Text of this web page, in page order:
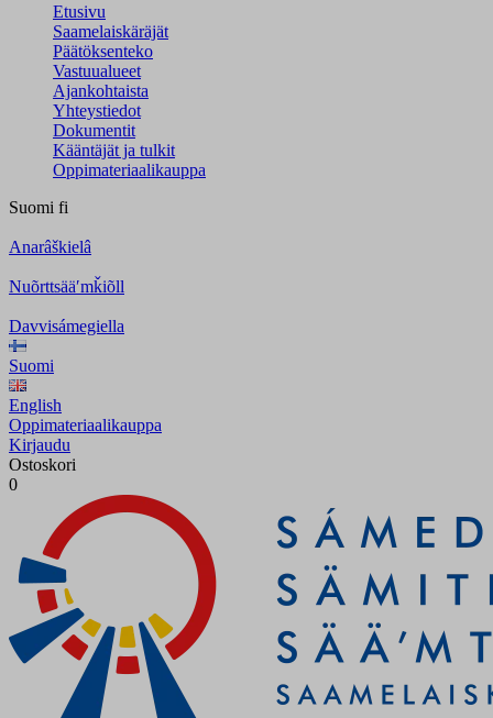
Etusivu
Saamelaiskäräjät
Päätöksenteko
Vastuualueet
Ajankohtaista
Yhteystiedot
Dokumentit
Kääntäjät ja tulkit
Oppimateriaalikauppa
Suomi fi
Anarâškielâ
Nuõrttsääʹmǩiõll
Davvisámegiella
Suomi
English
Oppimateriaalikauppa
Kirjaudu
Ostoskori
0